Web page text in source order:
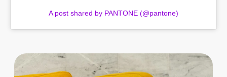
A post shared by PANTONE (@pantone)